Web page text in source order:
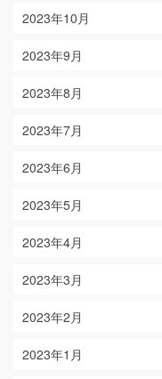
2023年10月
2023年9月
2023年8月
2023年7月
2023年6月
2023年5月
2023年4月
2023年3月
2023年2月
2023年1月